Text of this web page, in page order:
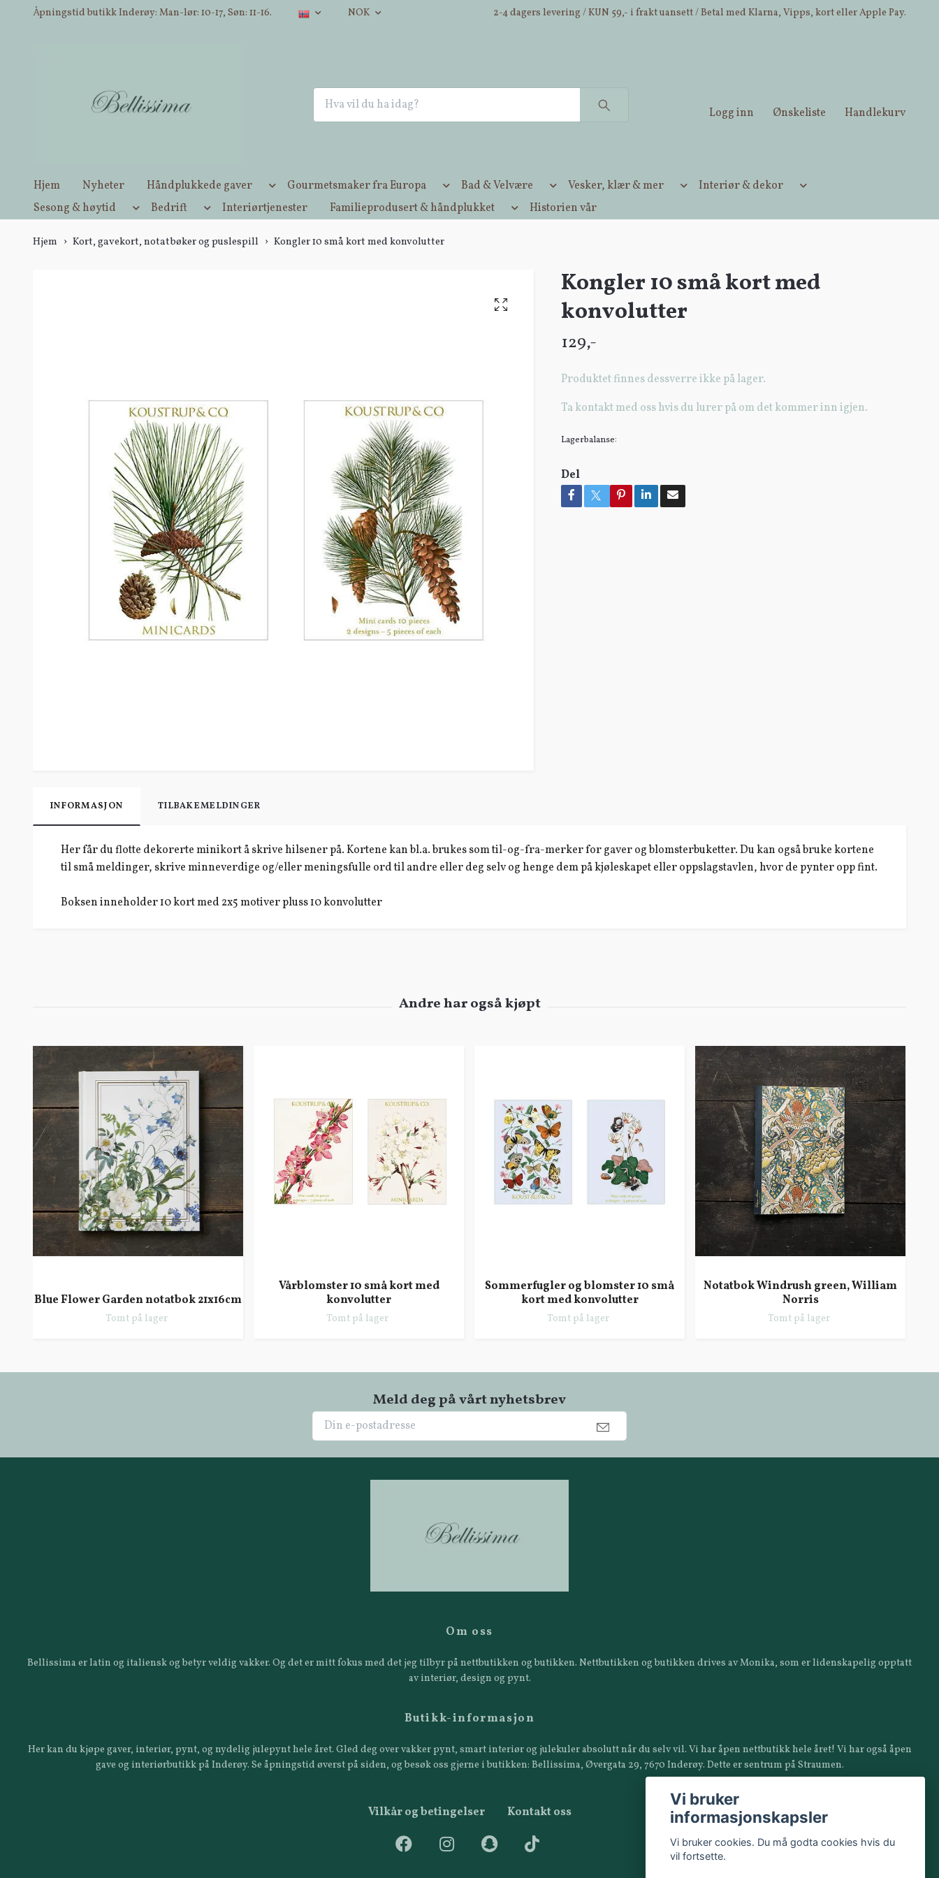
Åpningstid butikk Inderøy: Man-lør: 10-17, Søn: 11-16. NOK 2-4 dagers levering / KUN 59,- i frakt uansett / Betal med Klarna, Vipps, kort eller Apple Pay.
Logg inn Ønskeliste Handlekurv
Hjem Nyheter Håndplukkede gaver Gourmetsmaker fra Europa Bad & Velvære Vesker, klær & mer
Interiør & dekor
Sesong & høytid
Bedrift Interiørtjenester Familieprodusert & håndplukket Historien vår
Hjem Kort, gavekort, notatbøker og puslespill Kongler 10 små kort med konvolutter
Kongler 10 små kort med
konvolutter
129,-
Produktet finnes dessverre ikke på lager.
Ta kontakt med oss hvis du lurer på om det kommer inn igjen.
Lagerbalanse:
Del
INFORMASJON TILBAKEMELDINGER
Her får du flotte dekorerte minikort å skrive hilsener på. Kortene kan bl.a. brukes som til-og-fra-merker for gaver og blomsterbuketter. Du kan også bruke kortene
til små meldinger, skrive minneverdige og/eller meningsfulle ord til andre eller deg selv og henge dem på kjøleskapet eller oppslagstavlen, hvor de pynter opp fint.
Boksen inneholder 10 kort med 2x5 motiver pluss 10 konvolutter
Blue Flower Garden notatbok 21x16cm
Tomt på lager
Vårblomster 10 små kort med
konvolutter
Tomt på lager
Sommerfugler og blomster 10 små
kort med konvolutter
Tomt på lager
Notatbok Windrush green, William
Norris
Tomt på lager
Meld deg på vårt nyhetsbrev
Om oss
Bellissima er latin og italiensk og betyr veldig vakker. Og det er mitt fokus med det jeg tilbyr på nettbutikken og butikken. Nettbutikken og butikken drives av Monika, som er lidenskapelig opptatt
av interiør, design og pynt.
Butikk-informasjon
Her kan du kjøpe gaver, interiør, pynt, og nydelig julepynt hele året. Gled deg over vakker pynt, smart interiør og julekuler absolutt når du selv vil. Vi har åpen nettbutikk hele året! Vi har også åpen
gave og interiørbutikk på Inderøy. Se åpningstid øverst på siden, og besøk oss gjerne i butikken: Bellissima, Øvergata 29, 7670 Inderøy. Dette er sentrum på Straumen.
Vilkår og betingelser Kontakt oss
Vi bruker
informasjonskapsler
Vi bruker cookies. Du må godta cookies hvis du
vil fortsette.